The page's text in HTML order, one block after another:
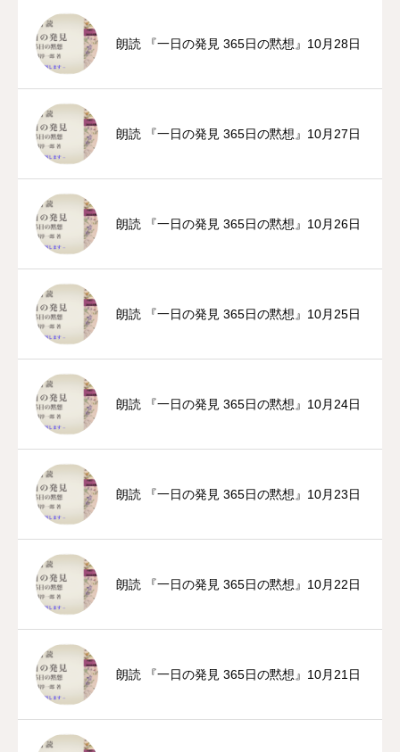
朗読 『一日の発見 365日の黙想』10月28日
朗読 『一日の発見 365日の黙想』10月27日
朗読 『一日の発見 365日の黙想』10月26日
朗読 『一日の発見 365日の黙想』10月25日
朗読 『一日の発見 365日の黙想』10月24日
朗読 『一日の発見 365日の黙想』10月23日
朗読 『一日の発見 365日の黙想』10月22日
朗読 『一日の発見 365日の黙想』10月21日